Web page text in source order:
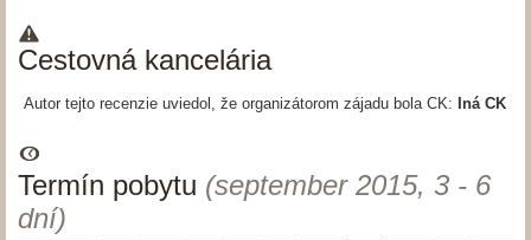
Cestovná kancelária
Autor tejto recenzie uviedol, že organizátorom zájadu bola CK: Iná CK
Termín pobytu (september 2015, 3 - 6
dní)